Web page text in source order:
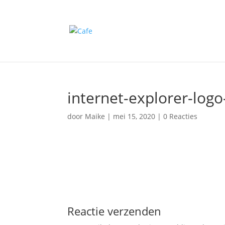
internet-explorer-
door Maike | mei 15, 2020 |0 Reacties
Reactie verzenden